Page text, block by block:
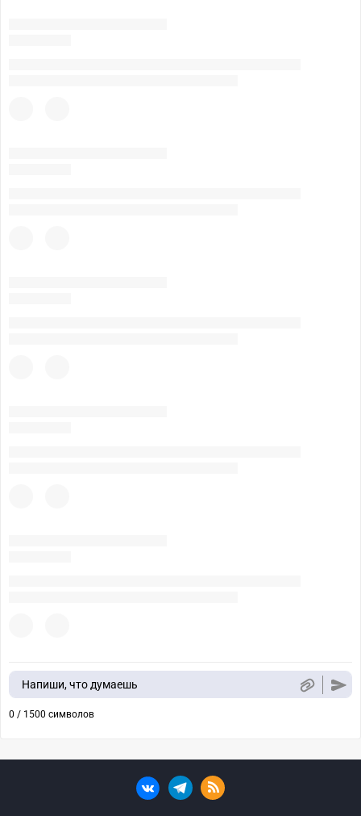
Напиши, что думаешь
0 / 1500 символов